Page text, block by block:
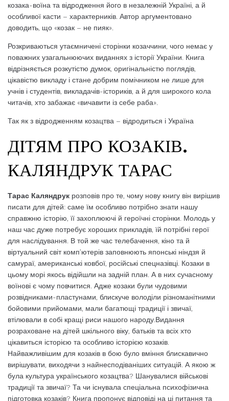
козака-воїна та відродження його в незалежній Україні, а й
особливої касти – характерників. Автор аргументовано
доводить, що «козак – не пияк».
Розкриваються утаємничені сторінки козаччини, чого немає у
поважних узагальнюючих виданнях з історії України. Книга
відрізняється розкутістю думок, оригінальністю поглядів,
цікавістю викладу і стане добрим помічником не лише для
учнів і студентів, викладачів-істориків, а й для широкого кола
читачів, хто забажає «вичавити із себе раба».
Так як з відродженням козацтва – відродиться і Україна
ДІТЯМ ПРО КОЗАКІВ.
КАЛЯНДРУК ТАРАС
Тарас Каляндрук розповів про те, чому нову книгу він вирішив
писати для дітей: саме їм особливо потрібно знати нашу
справжню історію, її захоплюючі й героїчні сторінки. Молодь у
наш час дуже потребує хороших прикладів, їй потрібні герої
для наслідування. В той же час телебачення, кіно та й
віртуальний світ комп’ютерів заповнюють японські ніндзя й
самураї, американські ковбої, російські спецназівці. Козаки в
цьому морі якось відійшли на задній план. А в них сучасному
воїнові є чому повчитися. Адже козаки були чудовими
розвідниками-пластунами, блискуче володіли різноманітними
бойовими прийомами, мали багатющі традиції і звичаї,
втілювали в собі кращі риси нашого народу.Видання
розраховане на дітей шкільного віку, батьків та всіх хто
цікавиться історією та особливо історією козаків.
Найважливішим для козаків в бою було вміння блискавично
вирішувати, виходячи з найнесподіваніших ситуацій. А якою ж
була культура українського козацтва? Шанувалися військові
традиції та звичаї? Та чи існувала спеціальна психофізична
підготовка козаків? Книга пропонує відповіді на ці питання та